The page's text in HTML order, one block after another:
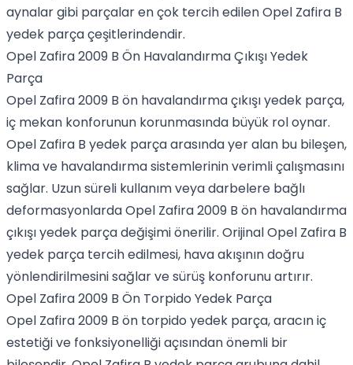
aynalar gibi parçalar en çok tercih edilen Opel Zafira B
yedek parça çeşitlerindendir.
Opel Zafira 2009 B Ön Havalandırma Çıkışı Yedek
Parça
Opel Zafira 2009 B ön havalandırma çıkışı yedek parça,
iç mekan konforunun korunmasında büyük rol oynar.
Opel Zafira B yedek parça arasında yer alan bu bileşen,
klima ve havalandırma sistemlerinin verimli çalışmasını
sağlar. Uzun süreli kullanım veya darbelere bağlı
deformasyonlarda Opel Zafira 2009 B ön havalandırma
çıkışı yedek parça değişimi önerilir. Orijinal Opel Zafira B
yedek parça tercih edilmesi, hava akışının doğru
yönlendirilmesini sağlar ve sürüş konforunu artırır.
Opel Zafira 2009 B Ön Torpido Yedek Parça
Opel Zafira 2009 B ön torpido yedek parça, aracın iç
estetiği ve fonksiyonelliği açısından önemli bir